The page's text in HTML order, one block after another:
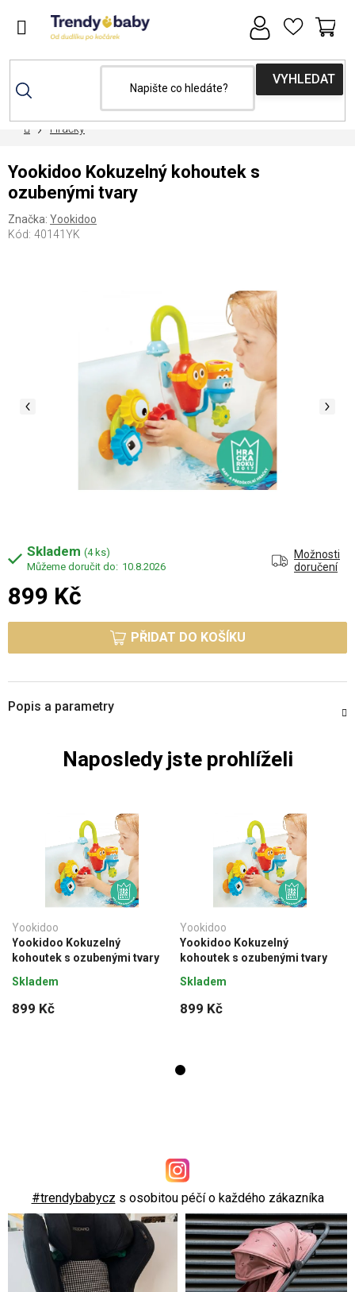
DomůHračky
Skladem (4 ks)
10.8.2026
Možnosti
doručení
899 Kč
PŘIDAT DO KOŠÍKU
Yookidoo Kokuzelný kohoutek s
ozubenými tvary
Značka: Yookidoo
Kód: 40141YK
Popis a parametry
Naposledy jste prohlíželi
Yookidoo
Yookidoo Kokuzelný
kohoutek s ozubenými tvary
899 Kč
Skladem
Yookidoo
Yookidoo Kokuzelný
kohoutek s ozubenými tvary
899 Kč
Skladem
#trendybabycz s osobitou péčí o každého zákazníka